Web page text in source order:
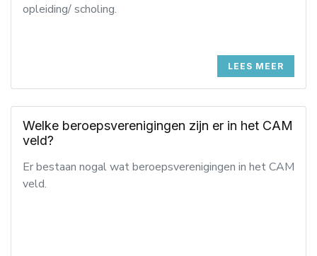
opleiding/ scholing.
LEES MEER
Welke beroepsverenigingen zijn er in het CAM
veld?
Er bestaan nogal wat beroepsverenigingen in het CAM
veld.